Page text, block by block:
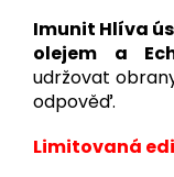
Imunit Hlíva
olejem a
udržovat
odpověď.
Limitovaná